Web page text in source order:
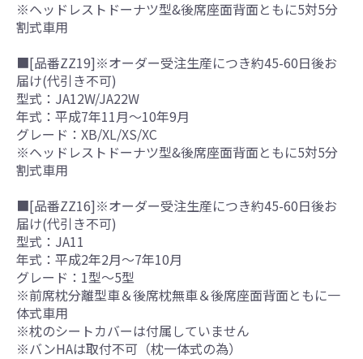
※ヘッドレストドーナツ型&後席座面背面ともに5対5分
割式車用
■[品番ZZ19]※オーダー受注生産につき約45-60日後お
届け(代引き不可)
型式：JA12W/JA22W
年式：平成7年11月～10年9月
グレード：XB/XL/XS/XC
※ヘッドレストドーナツ型&後席座面背面ともに5対5分
割式車用
■[品番ZZ16]※オーダー受注生産につき約45-60日後お
届け(代引き不可)
型式：JA11
年式：平成2年2月～7年10月
グレード：1型～5型
※前席枕分離型車＆後席枕無車＆後席座面背面ともに一
体式車用
※枕のシートカバーは付属していません
※バンHAは取付不可（枕一体式の為）